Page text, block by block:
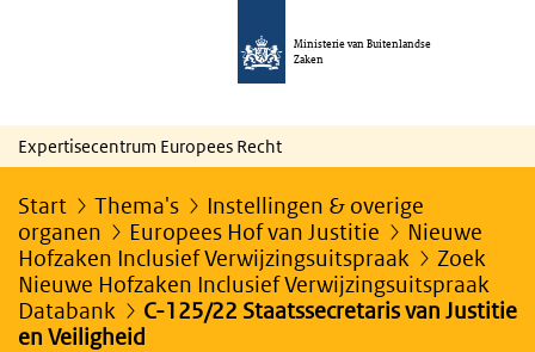
Ministerie van Buitenlandse
Zaken
Expertisecentrum Europees Recht
Start Thema's
Instellingen & overige
organen
Europees Hof van Justitie
Nieuwe
Hofzaken Inclusief Verwijzingsuitspraak
Zoek
Nieuwe Hofzaken Inclusief Verwijzingsuitspraak
Databank
C-125/22 Staatssecretaris van Justitie
en Veiligheid